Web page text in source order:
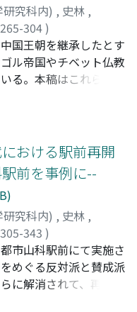
究科内) , 史林 ,
304)
国王朝を継承したとす
ル帝国やチベット仏教
る。本稿はこれらの説
の正統性をどのように
独占せず全ての民を養
ていた。この主張は自
天」以外の権威に頼る
んで基礎教養としたた
るような影響力をもた
中国の伝統的知識体系
国の伝統的歴史観に基
自らを位置づけ、「中
で天下を支配するに至
規模の「中華」世界を
おける駅前再開
前を事例に--
究科内) , 史林 ,
343 )
市山科駅前にて実施さ
めぐる反対派と賛成派
に解消されて、再開発
を解明したものであ